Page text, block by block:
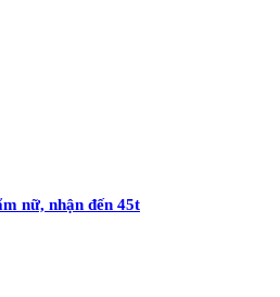
nữ, nhận đến 45t